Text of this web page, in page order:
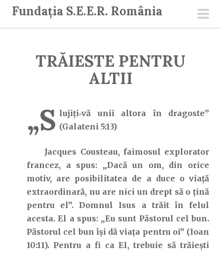
Fundația S.E.E.R. România
TRĂIESTE PENTRU
ALTII
„S lujiți‑vă unii altora în dragoste”
(Galateni 5:13)
Jacques Cousteau, faimosul explorator
francez, a spus: „Dacă un om, din orice
motiv, are posibilitatea de a duce o viață
extraordinară, nu are nici un drept să o țină
pentru el”. Domnul Isus a trăit în felul
acesta. El a spus: „Eu sunt Păstorul cel bun.
Păstorul cel bun își dă viața pentru oi” (Ioan
10:11). Pentru a fi ca El, trebuie să trăiești